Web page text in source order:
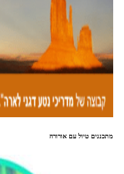
מתכננים טיול עם אורורה